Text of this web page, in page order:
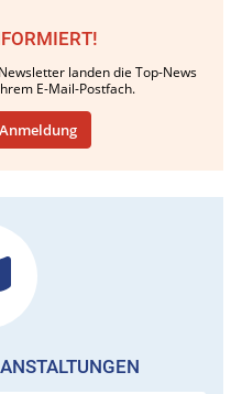
landen die Top-News
E-Mail-Postfach.